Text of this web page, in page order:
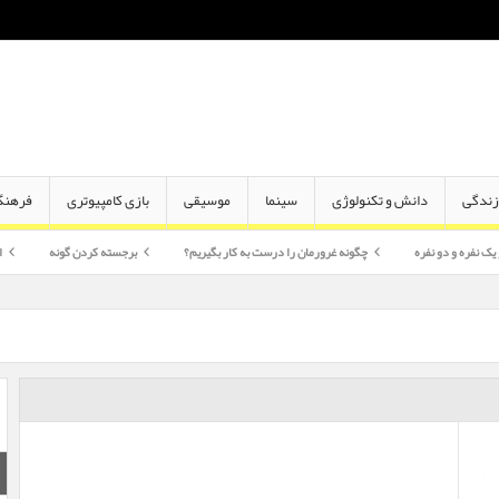
دانش و تکنولوژی سینما موسیقی بازی کامپیوتری
چگونه غرورمان را درست به کار بگیریم؟ برجسته کردن گونه اختلاف سن در